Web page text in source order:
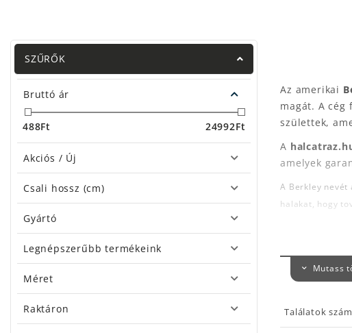
SZŰRŐK
Bruttó ár
488Ft Ft
24992
Akciós / Új
Csali hossz (cm)
Gyártó
Legnépszerűbb termékeink
Méret
Raktáron
Az amerikai
magát. A cég
születtek,
A
amelyek
A Berkley nevét
halakat, hogy
plasztik csalit.
Berkley
Berkley
Mutass
Találatok